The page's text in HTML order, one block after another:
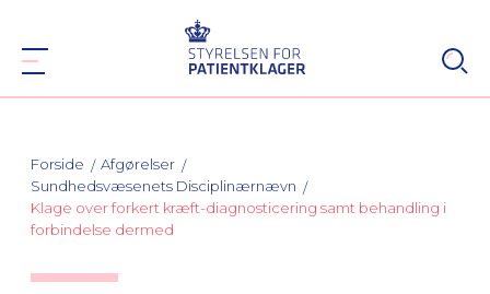
Forside
Afgørelser
Sundhedsvæsenets Disciplinærnævn
Klage over forkert kræft-diagnosticering samt behandling i
forbindelse dermed